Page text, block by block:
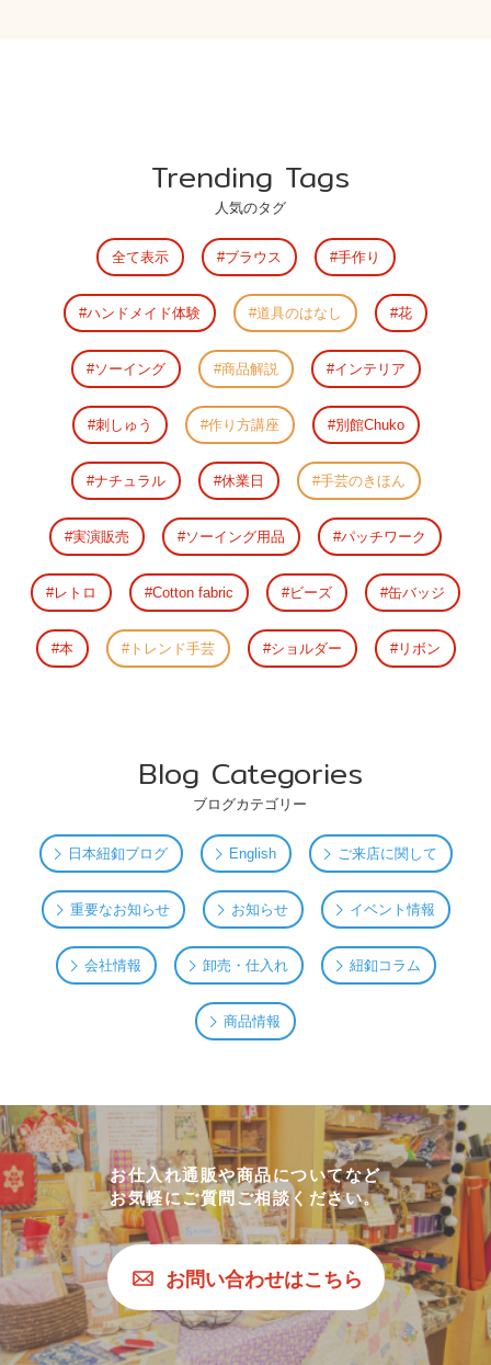
Trending Tags
人気のタグ
全て表示 ブラウス 手作り
ハンドメイド体験 道具のはなし 花
ソーイング 商品解説 インテリア
刺しゅう 作り方講座 別館Chuko
ナチュラル 休業日 手芸のきほん
実演販売 ソーイング用品 パッチワーク
レトロ Cotton fabric ビーズ 缶バッジ
本 トレンド手芸 ショルダー リボン
Blog Categories
ブログカテゴリー
日本紐釦ブログ English ご来店に関して
重要なお知らせ お知らせ イベント情報
会社情報 卸売・仕入れ 紐釦コラム
商品情報
お仕入れ通販や商品についてなど
お気軽にご質問ご相談ください。
お問い合わせはこちら